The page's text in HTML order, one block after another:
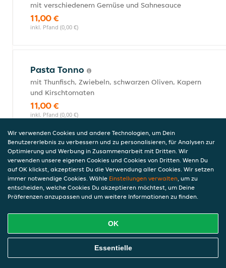
mit verschiedenem Gemüse und Sahnesauce
11,00 €
inkl. Pfand (0,00 €)
Pasta Tonno
mit Thunfisch, Zwiebeln, schwarzen Oliven, Kapern
und Kirschtomaten
11,00 €
inkl. Pfand (0,00 €)
Pasta Frutti di Mare
mit Meeresfrüchten, Knoblauch und Tomatensauce
11,00 €
inkl. Pfand (0,00 €)
Pasta Tacchino
mit saftiger Putenbrust, roter Paprika, Erbsen,
Parmesan und Tomatensauce
Online Essen Bestellen
Wir verwenden Cookies und andere Technologien, um Dein
Benutzererlebnis zu verbessern und zu personalisieren, für Analysen zur
Optimierung und Werbung in Zusammenarbeit mit Dritten. Wir
verwenden unsere eigenen Cookies und Cookies von Dritten. Wenn Du
auf OK klickst, akzeptierst Du die Verwendung aller Cookies. Wir setzen
immer notwendige Cookies. Wähle Einstellungen verwalten, um zu
entscheiden, welche Cookies Du akzeptieren möchtest, um Deine
Präferenzen anzupassen und um weitere Informationen zu finden.
OK
Essentielle